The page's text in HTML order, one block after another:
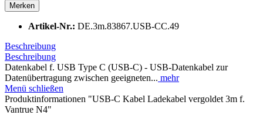
Merken
Artikel-Nr.: DE.3m.83867.USB-CC.49
Beschreibung
Beschreibung
Datenkabel f. USB Type C (USB-C) - USB-Datenkabel zur
Datenübertragung zwischen geeigneten... mehr
Menü schließen
Produktinformationen "USB-C Kabel Ladekabel vergoldet 3m f.
Vantrue N4"